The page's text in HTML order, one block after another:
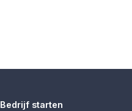
Bedrijf starten